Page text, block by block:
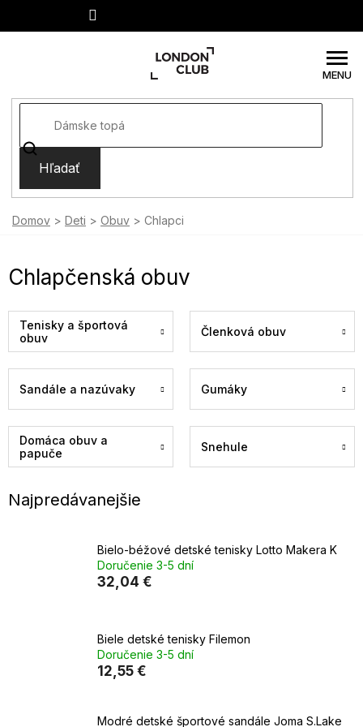
Hľadať
Domov Deti Obuv Chlapci
Chlapčenská obuv
Tenisky a športová
obuv
Členková obuv
Sandále a nazúvaky Gumáky
Domáca obuv a
papuče
Snehule
Najpredávanejšie
Bielo-béžové detské tenisky Lotto Makera K
Doručenie 3-5 dní
32,04 €
Biele detské tenisky Filemon
Doručenie 3-5 dní
12,55 €
Modré detské športové sandále Joma S.Lake